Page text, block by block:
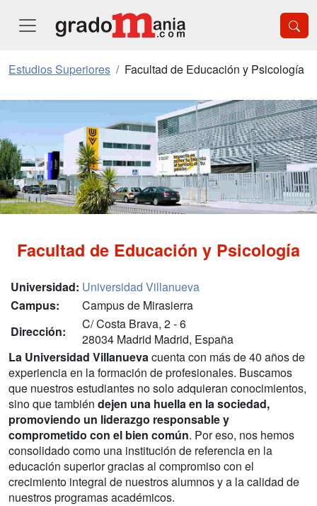
Estudios Superiores Facultad de Educación y Psicología
Facultad de Educación y Psicología
Universidad: Universidad Villanueva
Campus:
Campus de Mirasierra
Dirección:
C/ Costa Brava, 2 - 6
28034 Madrid Madrid, España
La Universidad Villanuevacuenta con más de 40 años de
experiencia en la formación de profesionales. Buscamos
que nuestros estudiantes no solo adquieran conocimientos,
sino que también dejen una huella en la sociedad,
promoviendo un liderazgo responsable y
comprometido con el bien común. Por eso, nos hemos
consolidado como una institución de referencia en la
educación superior gracias al compromiso con el
crecimiento integral de nuestros alumnos y a la calidad de
nuestros programas académicos.